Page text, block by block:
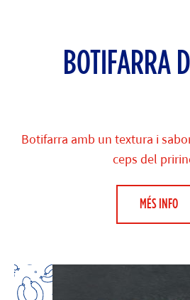
BOTIFARRA
Botifarra amb un textura i
ceps del
MÉS INFO